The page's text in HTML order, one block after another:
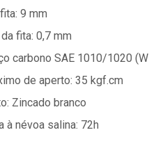
9 mm
fita: 0,7 mm
carbono SAE 1010/1020
de aperto: 35 kgf.cm
Zincado branco
à névoa salina: 72h